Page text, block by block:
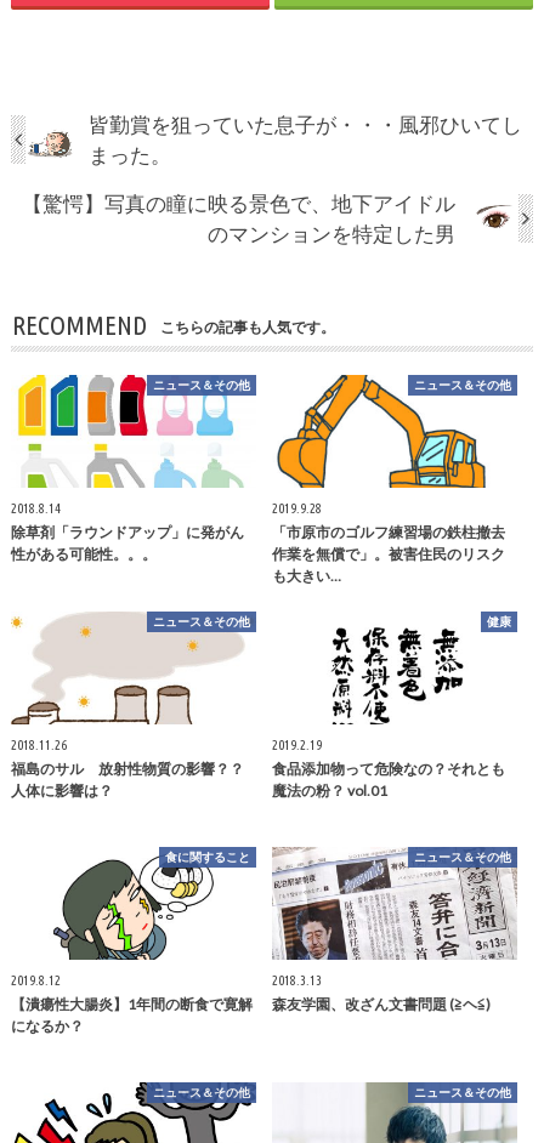
皆勤賞を狙っていた息子が・・・風邪ひいてし
まった。
【驚愕】写真の瞳に映る景色で、地下アイドル
のマンションを特定した男
RECOMMEND こちらの記事も人気です。
ニュース＆その他
2018.8.14
除草剤「ラウンドアップ」に発がん
性がある可能性。。。
ニュース＆その他
2019.9.28
「市原市のゴルフ練習場の鉄柱撤去
作業を無償で」。被害住民のリスク
も大きい…
ニュース＆その他
2018.11.26
福島のサル 放射性物質の影響？？
人体に影響は？
健康
2019.2.19
食品添加物って危険なの？それとも
魔法の粉？ vol.01
食に関すること
2019.8.12
【潰瘍性大腸炎】1年間の断食で寛解
になるか？
ニュース＆その他
2018.3.13
森友学園、改ざん文書問題 (≧ヘ≦)
ニュース＆その他 ニュース＆その他